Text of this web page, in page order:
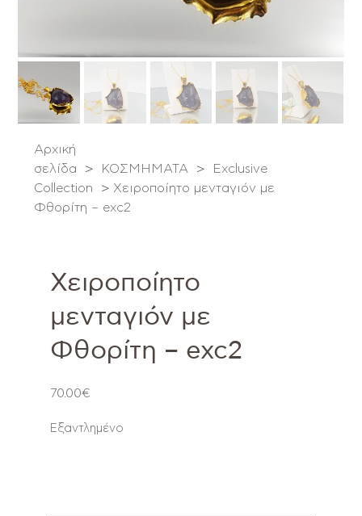
Αρχική
σελίδα
> ΚΟΣΜΗΜΑΤΑ >
Exclusive
Collection
> Χειροποίητο μενταγιόν με
Φθορίτη – exc2
Χειροποίητο
μενταγιόν με
Φθορίτη – exc2
70.00€
Εξαντλημένο